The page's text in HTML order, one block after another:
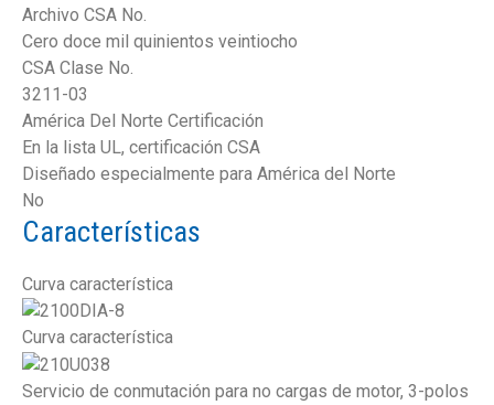
Archivo CSA No.
Cero doce mil quinientos veintiocho
CSA Clase No.
3211-03
América Del Norte Certificación
En la lista UL, certificación CSA
Diseñado especialmente para América del Norte
No
Características
Curva característica
Curva característica
Servicio de conmutación para no cargas de motor, 3-polos